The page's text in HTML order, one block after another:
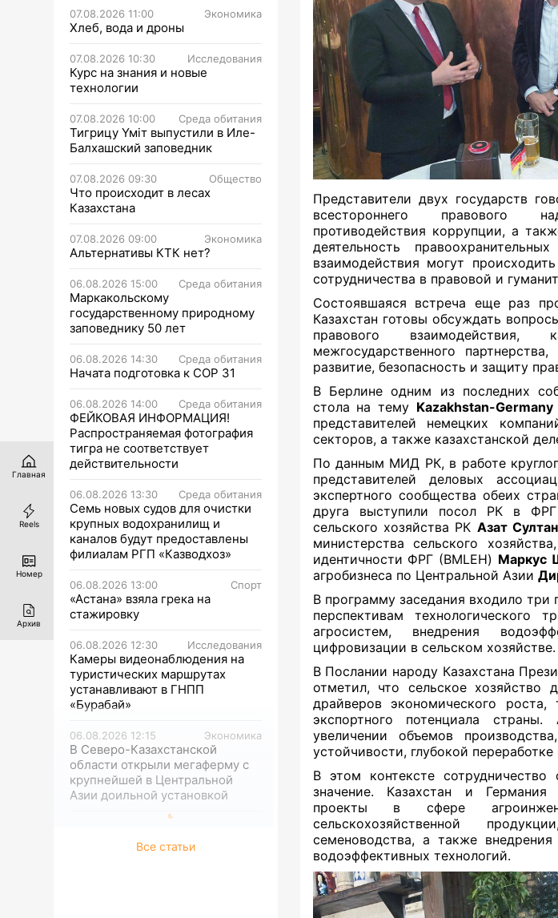
07.08.2026 11:00 Экономика
Хлеб, вода и дроны
07.08.2026 10:30 Исследования
Курс на знания и новые
технологии
07.08.2026 10:00 Среда обитания
Тигрицу Үміт выпустили в Иле-
Балхашский заповедник
07.08.2026 09:30 Общество
Что происходит в лесах
Казахстана
07.08.2026 09:00 Экономика
Альтернативы КТК нет?
06.08.2026 15:00 Среда обитания
Маркакольскому
государственному природному
заповеднику 50 лет
06.08.2026 14:30 Среда обитания
Начата подготовка к СОР 31
06.08.2026 14:00 Среда обитания
ФЕЙКОВАЯ ИНФОРМАЦИЯ!
Распространяемая фотография
тигра не соответствует
действительности
06.08.2026 13:30 Среда обитания
Семь новых судов для очистки
крупных водохранилищ и
каналов будут предоставлены
филиалам РГП «Казводхоз»
06.08.2026 13:00 Спорт
«Астана» взяла грека на
стажировку
06.08.2026 12:30 Исследования
Камеры видеонаблюдения на
туристических маршрутах
устанавливают в ГНПП
«Бурабай»
06.08.2026 12:15 Экономика
В Северо-Казахстанской
области открыли мегаферму с
крупнейшей в Центральной
Азии доильной установкой
Все статьи
Представители двух государств
всестороннего правового
противодействия коррупции, а
деятельность
взаимодействия могут
сотрудничества в правовой и
Состоявшаяся встреча еще раз
Казахстан готовы обсуждать
правового взаимодействия,
межгосударственного
развитие, безопасность и защиту
В Берлине одним из последних
стола на тему Kazakhstan-
представителей немецких
секторов, а также казахстанской
По данным МИД РК, в работе
представителей деловых
экспертного сообщества обеих
друга выступили посол РК в ФРГ
сельского хозяйства РК Азат
министерства сельского
идентичности ФРГ (BMLEH) Маркус
агробизнеса по Центральной Азии
В программу заседания входило
перспективам технологического
агросистем, внедрения
цифровизации в сельском хозяйстве.
В Послании народу Казахстана
отметил, что сельское
драйверов экономического роста,
экспортного потенциала
увеличении объемов
устойчивости, глубокой
В этом контексте
значение. Казахстан и
проекты в сфере
сельскохозяйственной
семеноводства, а также
водоэффективных технологий.
Главная
Reels
Номер
Архив